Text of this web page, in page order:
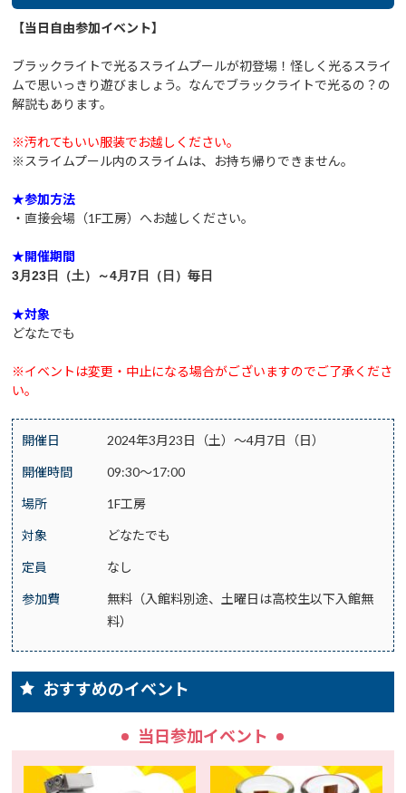
【当日自由参加イベント】
ブラックライトで光るスライムプールが初登場！怪しく光るスライ
ムで思いっきり遊びましょう。なんでブラックライトで光るの？の
解説もあります。
※汚れてもいい服装でお越しください。
※スライムプール内のスライムは、お持ち帰りできません。
★参加方法
・直接会場（1F工房）へお越しください。
★開催期間
3月23日（土）～4月7日（日）毎日
★対象
どなたでも
※イベントは変更・中止になる場合がございますのでご了承くださ
い。
開催日 2024年3月23日（土）～4月7日（日）
開催時間 09:30～17:00
場所 1F工房
対象 どなたでも
定員 なし
参加費
無料（入館料別途、土曜日は高校生以下入館無
料）
おすすめのイベント
当日参加イベント